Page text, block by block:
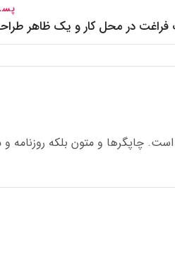
فراغت در محل کار و یک ظاهر
چاپگرها و متون بلکه روزنامه و